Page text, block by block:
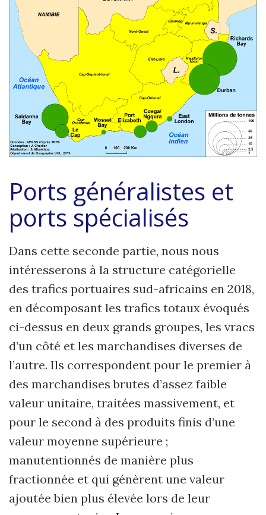
Ports généralistes et
ports spécialisés
Dans cette seconde partie, nous nous
intéresserons à la structure catégorielle
des trafics portuaires sud-africains en 2018,
en décomposant les trafics totaux évoqués
ci-dessus en deux grands groupes, les vracs
d’un côté et les marchandises diverses de
l’autre. Ils correspondent pour le premier à
des marchandises brutes d’assez faible
valeur unitaire, traitées massivement, et
pour le second à des produits finis d’une
valeur moyenne supérieure ;
manutentionnés de manière plus
fractionnée et qui génèrent une valeur
ajoutée bien plus élevée lors de leur